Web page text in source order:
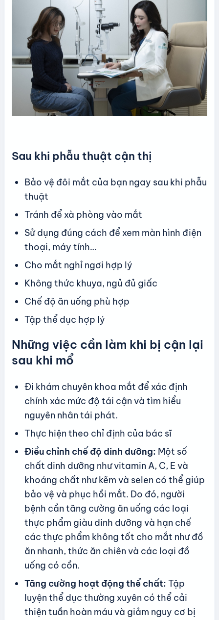
Sau khi phẫu thuật cận thị
Bảo vệ đôi mắt của bạn ngay sau khi phẫu
thuật
Tránh để xà phòng vào mắt
Sử dụng đúng cách để xem màn hình điện
thoại, máy tính…
Cho mắt nghỉ ngơi hợp lý
Không thức khuya, ngủ đủ giấc
Chế độ ăn uống phù hợp
Tập thể dục hợp lý
Những việc cần làm khi bị cận lại
sau khi mổ
Đi khám chuyên khoa mắt để xác định
chính xác mức độ tái cận và tìm hiểu
nguyên nhân tái phát.
Thực hiện theo chỉ định của bác sĩ
Điều chỉnh chế độ dinh dưỡng: Một số
chất dinh dưỡng như vitamin A, C, E và
khoáng chất như kẽm và selen có thể giúp
bảo vệ và phục hồi mắt. Do đó, người
bệnh cần tăng cường ăn uống các loại
thực phẩm giàu dinh dưỡng và hạn chế
các thực phẩm không tốt cho mắt như đồ
ăn nhanh, thức ăn chiên và các loại đồ
uống có cồn.
Tăng cường hoạt động thể chất: Tập
luyện thể dục thường xuyên có thể cải
thiện tuần hoàn máu và giảm nguy cơ bị